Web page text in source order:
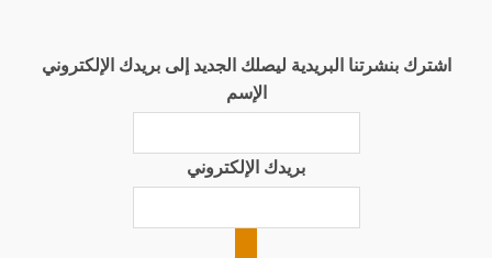
اشترك بنشرتنا البريدية ليصلك الجديد إلى بريدك الإلكتروني
الإسم
بريدك الإلكتروني